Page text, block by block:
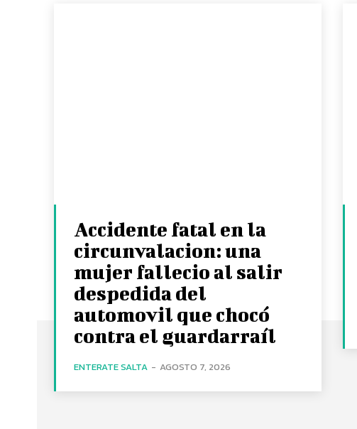
Accidente fatal en la
circunvalacion: una
mujer fallecio al salir
despedida del
automovil que chocó
contra el guardarraíl
ENTERATE SALTA - AGOSTO 7, 2026